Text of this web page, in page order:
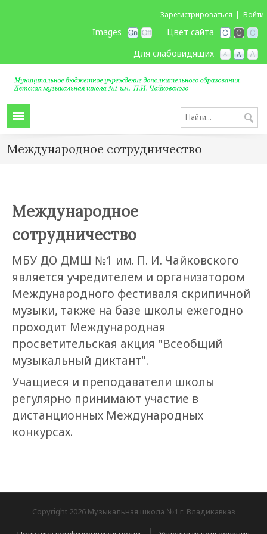
Зарегистрироваться Войти
Цвет сайта
Images
Для слабовидящих
Международное сотрудничество
Международное
сотрудничество
МБУ ДО ДМШ №1 им. П. И. Чайковского
является учредителем и организатором
Международного фестиваля скрипичной
музыки, также на базе школы ежегодно
проходит Международная
просветительская акция "Всеобщий
музыкальный диктант".
Учащиеся и преподаватели школы
регулярно принимают участие в
дистанционных Международных
конкурсах.
Copyright 2026 Музыкальная школа №1 г. Владикавказ